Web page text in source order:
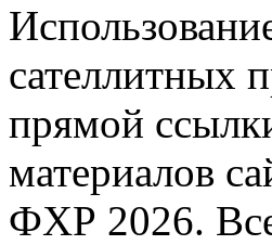
сателлитных
прямой
материалов
ФХР 2026.